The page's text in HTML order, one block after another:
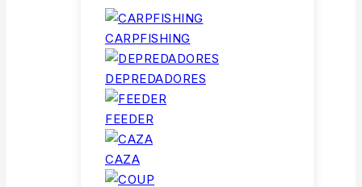
CARPFISHING
DEPREDADORES
FEEDER
CAZA